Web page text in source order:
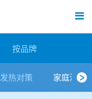
按品牌
发热对策 家庭清洁